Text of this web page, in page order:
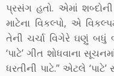
પ્રસંગ હતો. એમાં
માટેના વિકલ્પો, એ
તેની ચર્ચા વિગેરે ઘણું બધું
‘પાટે’ ગીત શોધવાના
ધરતીની પાટે.” એટલે